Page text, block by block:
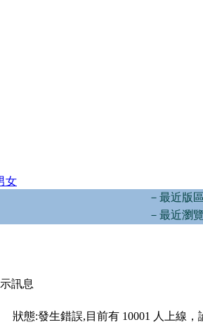
女
－最近版
－最近瀏
訊息
狀態:發生錯誤,目前有 10001 人上線